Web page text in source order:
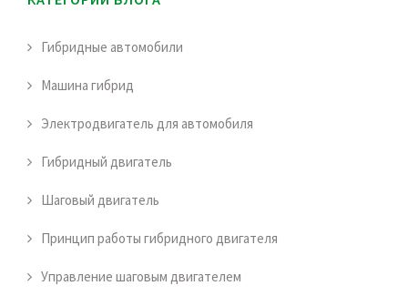
Гибридные автомобили
Машина гибрид
Электродвигатель для автомобиля
Гибридный двигатель
Шаговый двигатель
Принцип работы гибридного двигателя
Управление шаговым двигателем